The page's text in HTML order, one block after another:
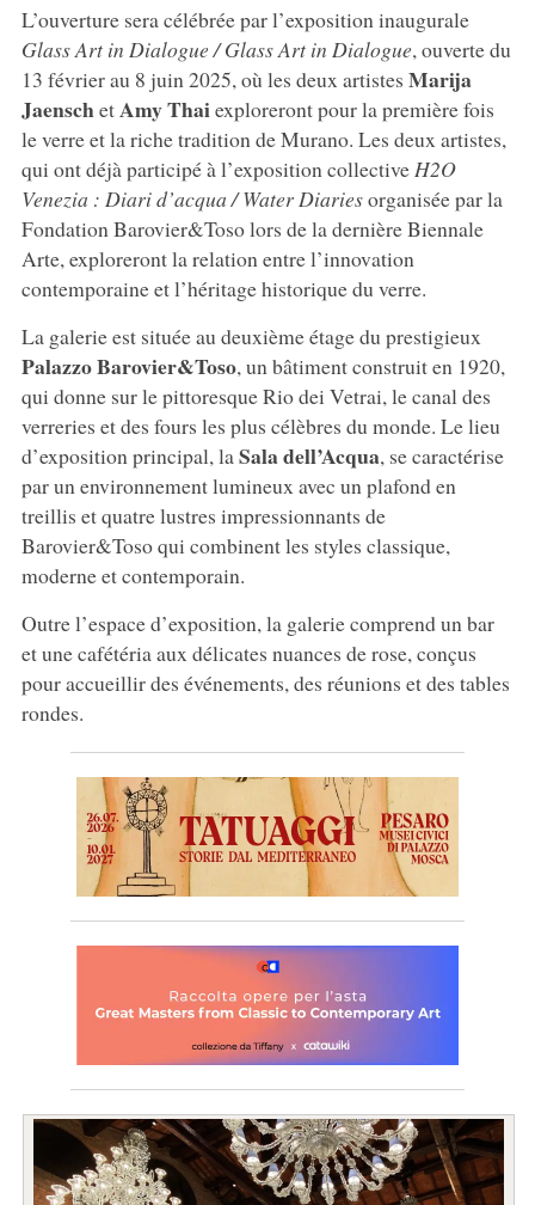
L’ouverture sera célébrée par l’exposition inaugurale
Glass Art in Dialogue / Glass Art in Dialogue, ouverte du
13 février au 8 juin 2025, où les deux artistes Marija
JaenschetAmy Thaiexploreront pour la première fois
le verre et la riche tradition de Murano. Les deux artistes,
qui ont déjà participé à l’exposition collective H2O
Venezia : Diari d’acqua / Water Diariesorganisée par la
Fondation Barovier&Toso lors de la dernière Biennale
Arte, exploreront la relation entre l’innovation
contemporaine et l’héritage historique du verre.
La galerie est située au deuxième étage du prestigieux
Palazzo Barovier&Toso, un bâtiment construit en 1920,
qui donne sur le pittoresque Rio dei Vetrai, le canal des
verreries et des fours les plus célèbres du monde. Le lieu
d’exposition principal, la Sala dell’Acqua, se caractérise
par un environnement lumineux avec un plafond en
treillis et quatre lustres impressionnants de
Barovier&Toso qui combinent les styles classique,
moderne et contemporain.
Outre l’espace d’exposition, la galerie comprend un bar
et une cafétéria aux délicates nuances de rose, conçus
pour accueillir des événements, des réunions et des tables
rondes.